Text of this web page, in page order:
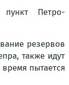
Петро-
резервов
также идут
пытается